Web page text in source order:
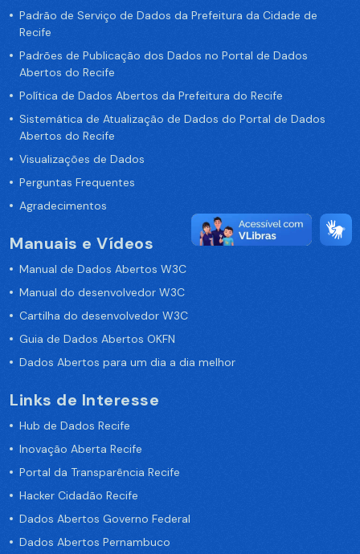
Padrão de Serviço de Dados da Prefeitura da Cidade de
Recife
Padrões de Publicação dos Dados no Portal de Dados
Abertos do Recife
Política de Dados Abertos da Prefeitura do Recife
Sistemática de Atualização de Dados do Portal de Dados
Abertos do Recife
Visualizações de Dados
Perguntas Frequentes
Agradecimentos
Manuais e Vídeos
Manual de Dados Abertos W3C
Manual do desenvolvedor W3C
Cartilha do desenvolvedor W3C
Guia de Dados Abertos OKFN
Dados Abertos para um dia a dia melhor
Links de Interesse
Hub de Dados Recife
Inovação Aberta Recife
Portal da Transparência Recife
Hacker Cidadão Recife
Dados Abertos Governo Federal
Dados Abertos Pernambuco